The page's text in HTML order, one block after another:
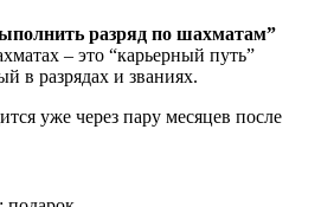
разряд по шахматам”
– это “карьерный путь”
в разрядах и званиях.
уже через пару месяцев после